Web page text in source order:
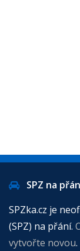
SPZ na
SPZka.cz je
(SPZ) na přání.
vytvořte novou